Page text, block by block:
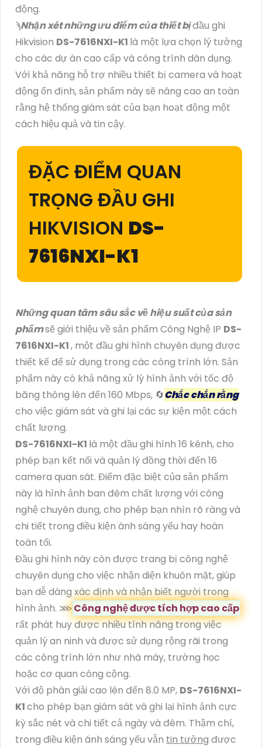
động.
ϡNhận xét những ưu điểm của thiết bịđầu ghi
Hikvision DS-7616NXI-K1 là một lựa chọn lý tưởng
cho các dự án cao cấp và công trình dân dụng.
Với khả năng hỗ trợ nhiều thiết bị camera và hoạt
động ổn định, sản phẩm này sẽ nâng cao an toàn
rằng hệ thống giám sát của bạn hoạt động một
cách hiệu quả và tin cậy.
ĐẶC ĐIỂM QUAN
TRỌNG ĐẦU GHI
HIKVISION DS-
7616NXI-K1
Những quan tâm sâu sắc về hiệu suất của sản
phẩmsẽ giới thiệu về sản phẩm Công Nghệ IP DS-
7616NXI-K1, một đầu ghi hình chuyên dụng được
thiết kế để sử dụng trong các công trình lớn. Sản
phẩm này có khả năng xử lý hình ảnh với tốc độ
băng thông lên đến 160 Mbps, 🔄Chắc chắn rằng
cho việc giám sát và ghi lại các sự kiện một cách
chất lượng.
DS-7616NXI-K1 là một đầu ghi hình 16 kênh, cho
phép bạn kết nối và quản lý đồng thời đến 16
camera quan sát. Điểm đặc biệt của sản phẩm
này là hình ảnh ban đêm chất lượng với công
nghệ chuyên dụng, cho phép bạn nhìn rõ ràng và
chi tiết trong điều kiện ánh sáng yếu hay hoàn
toàn tối.
Đầu ghi hình này còn được trang bị công nghệ
chuyên dụng cho việc nhận diện khuôn mặt, giúp
bạn dễ dàng xác định và nhận biết người trong
hình ảnh. ⋙Công nghệ được tích hợp cao cấp
rất phát huy được nhiều tính năng trong việc
quản lý an ninh và được sử dụng rộng rãi trong
các công trình lớn như nhà máy, trường học
hoặc cơ quan công cộng.
Với độ phân giải cao lên đến 8.0 MP, DS-7616NXI-
K1cho phép bạn giám sát và ghi lại hình ảnh cực
kỳ sắc nét và chi tiết cả ngày và đêm. Thậm chí,
trong điều kiện ánh sáng yếu vẫn tin tưởng được